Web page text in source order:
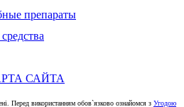
препараты
САЙТА
Перед використанням обов`язково ознайомся з Угодою